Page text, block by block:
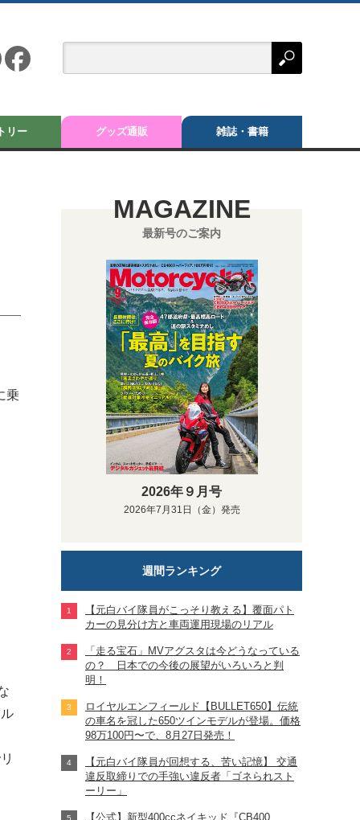
リー グッズ通販 雑誌・書籍
乗
MAGAZINE
最新号のご案内
2026年９月号
2026年7月31日（金）発売
週間ランキング
【元白バイ隊員がこっそり教える】覆面パト
カーの見分け方と車両運用現場のリアル
「走る宝石」MVアグスタは今どうなっている
の？ 日本での今後の展望がいろいろと判
明！
ロイヤルエンフィールド【BULLET650】伝統
の車名を冠した650ツインモデルが登場。価格
98万100円〜で、8月27日発売！
【元白バイ隊員が回想する、苦い記憶】 交通
違反取締りでの手強い違反者「ゴネられスト
ーリー」
【公式】新型400ccネイキッド『CB400